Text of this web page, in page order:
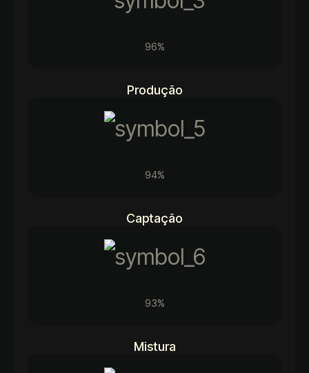
96%
Produção
94%
Captação
93%
Mistura